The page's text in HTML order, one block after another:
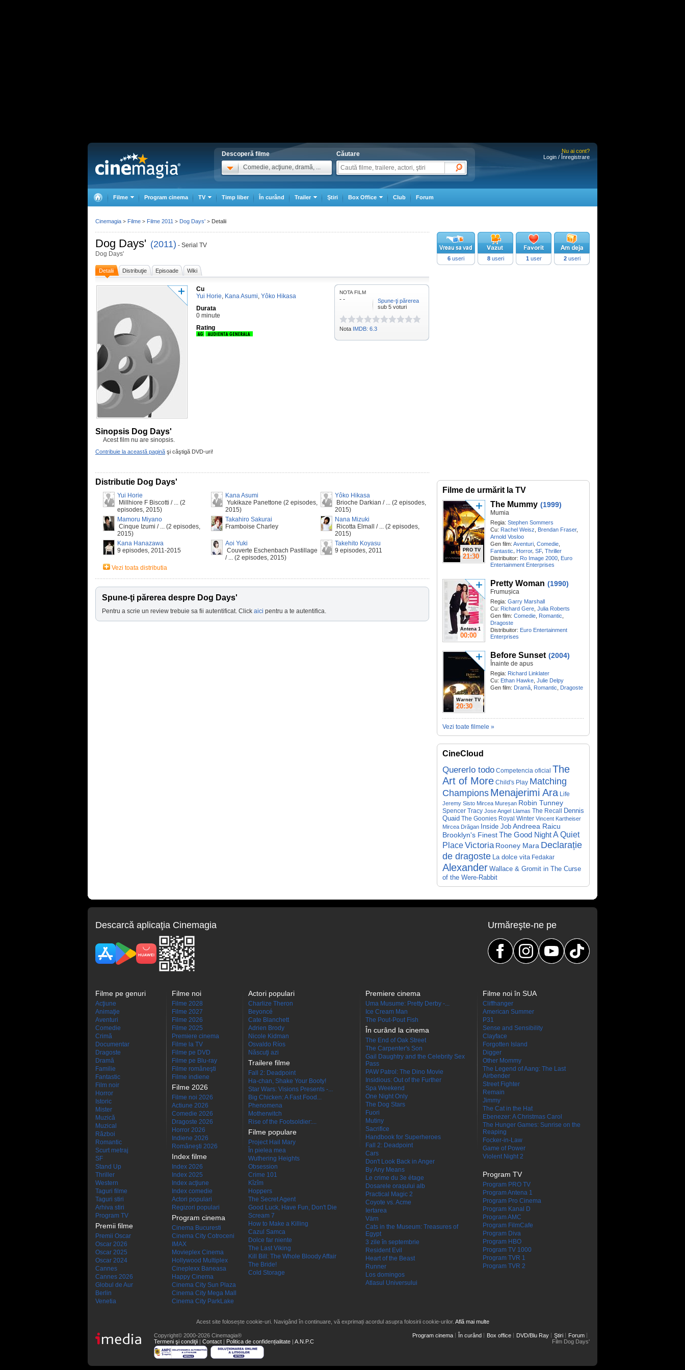
Descoperă filme
Comedie, acţiune, dramă, ...
Căutare
Nu ai cont?
Login / Înregistrare
Filme Program cinema TV Timp liber În curând Trailer Ştiri Box Office Club Forum
Dog Days' (2011) - Serial TV
Dog Days'
Detalii Distribuţie Episoade Wiki
Cu
Yui Horie, Kana Asumi, Yôko Hikasa
Durata
0 minute
Rating
Sinopsis Dog Days'
Acest film nu are sinopsis.
Contribuie la această pagină şi câştigă DVD-uri!
NOTA FILM
- -
Spune-ţi părerea
sub 5 voturi
Nota IMDB: 6.3
6 useri 8useri 1 user 2useri
Distributie Dog Days'
Yui Horie
Millhiore F Biscotti / ... (2
episodes, 2015)
Kana Asumi
Yukikaze Panettone (2 episodes,
2015)
Yôko Hikasa
Brioche Darkian / ... (2 episodes,
2015)
Mamoru Miyano
Cinque Izumi / ... (2 episodes,
2015)
Takahiro Sakurai
Framboise Charley
Nana Mizuki
Ricotta Elmall / ... (2 episodes,
2015)
Kana Hanazawa
9 episodes, 2011-2015
Aoi Yuki
Couverte Eschenbach Pastillage
/ ... (2 episodes, 2015)
Takehito Koyasu
9 episodes, 2011
Vezi toata distributia
Spune-ţi părerea despre Dog Days'
Pentru a scrie un review trebuie sa fii autentificat. Click aici pentru a te autentifica.
Filme de urmărit la TV
PRO TV
21:30
The Mummy (1999)
Mumia
Regia: Stephen Sommers
Cu: Rachel Weisz Brendan Fraser,
Arnold Vosloo
Gen film: Aventuri Comedie
Fantastic, Horror, SF, Thriller
Distribuitor: Ro Image 2000 Euro
Entertainment Enterprises
Antena 1
00:00
Pretty Woman (1990)
Frumușica
Regia: Garry Marshall
Cu: Richard Gere Julia Roberts
Gen film: Comedie Romantic
Dragoste
Distribuitor: Euro Entertainment
Enterprises
Warner TV
20:30
Before Sunset (2004)
Înainte de apus
Regia: Richard Linklater
Cu: Ethan Hawke Julie Delpy
Gen film: Dramă Romantic Dragoste
Vezi toate filmele »
CineCloud
Quererlo todo Competencia oficial The
Art of More Child's Play Matching
ChampionsMenajerimi Ara Life
Jeremy Sisto Mircea Mureșan Robin Tunney
Spencer Tracy Jose Angel Llamas The Recall
Dennis
Quaid The Goonies Royal Winter Vincent Kartheiser
Mircea Drăgan Inside Job Andreea Raicu
Brooklyn's FinestThe Good NightA Quiet
PlaceVictoria Rooney Mara Declarație
de dragoste La dolce vita Fedakar
Alexander Wallace & Gromit in The Curse
of the Were-Rabbit
Cinemagia > Filme > Filme 2011 > Dog Days' > Detalii
Descarcă aplicaţia Cinemagia Urmăreşte-ne pe
Filme pe genuri
Acţiune
Animaţie
Aventuri
Comedie
Crimă
Documentar
Dragoste
Dramă
Familie
Fantastic
Film noir
Horror
Istoric
Mister
Muzică
Muzical
Război
Romantic
Scurt metraj
SF
Stand Up
Thriller
Western
Taguri filme
Taguri stiri
Arhiva stiri
Program TV
Premii filme
Premii Oscar
Oscar 2026
Oscar 2025
Oscar 2024
Cannes
Cannes 2026
Globul de Aur
Berlin
Venetia
Filme noi
Filme 2028
Filme 2027
Filme 2026
Filme 2025
Premiere cinema
Filme la TV
Filme pe DVD
Filme pe Blu-ray
Filme româneşti
Filme indiene
Filme 2026
Filme noi 2026
Actiune 2026
Comedie 2026
Dragoste 2026
Horror 2026
Indiene 2026
Româneşti 2026
Index filme
Index 2026
Index 2025
Index acţiune
Index comedie
Actori populari
Regizori populari
Program cinema
Cinema Bucuresti
Cinema City Cotroceni
IMAX
Movieplex Cinema
Hollywood Multiplex
Cineplexx Baneasa
Happy Cinema
Cinema City Sun Plaza
Cinema City Mega Mall
Cinema City ParkLake
Actori populari
Charlize Theron
Beyoncé
Cate Blanchett
Adrien Brody
Nicole Kidman
Osvaldo Ríos
Născuţi azi
Trailere filme
Fall 2: Deadpoint
Ha-chan, Shake Your Booty!
Star Wars: Visions Presents -...
Big Chicken: A Fast Food...
Phenomena
Motherwitch
Rise of the Footsoldier:...
Filme populare
Project Hail Mary
În pielea mea
Wuthering Heights
Obsession
Crime 101
Kîzîm
Hoppers
The Secret Agent
Good Luck, Have Fun, Don't Die
Scream 7
How to Make a Killing
Cazul Samca
Dolce far niente
The Last Viking
Kill Bill: The Whole Bloody Affair
The Bride!
Cold Storage
Premiere cinema
Uma Musume: Pretty Derby -...
Ice Cream Man
The Pout-Pout Fish
În curând la cinema
The End of Oak Street
The Carpenter's Son
Gail Daughtry and the Celebrity Sex
Pass
PAW Patrol: The Dino Movie
Insidious: Out of the Further
Spa Weekend
One Night Only
The Dog Stars
Fuori
Mutiny
Sacrifice
Handbook for Superheroes
Fall 2: Deadpoint
Cars
Don't Look Back in Anger
By Any Means
Le crime du 3e étage
Dosarele orașului alb
Practical Magic 2
Coyote vs. Acme
Iertarea
Värn
Cats in the Museum: Treasures of
Egypt
3 zile în septembrie
Resident Evil
Heart of the Beast
Runner
Los domingos
Atlasul Universului
Filme noi în SUA
Cliffhanger
American Summer
P31
Sense and Sensibility
Clayface
Forgotten Island
Digger
Other Mommy
The Legend of Aang: The Last
Airbender
Street Fighter
Remain
Jimmy
The Cat in the Hat
Ebenezer: A Christmas Carol
The Hunger Games: Sunrise on the
Reaping
Focker-in-Law
Game of Power
Violent Night 2
Program TV
Program PRO TV
Program Antena 1
Program Pro Cinema
Program Kanal D
Program AMC
Program FilmCafe
Program Diva
Program HBO
Program TV 1000
Program TVR 1
Program TVR 2
Acest site folosește cookie-uri. Navigând în continuare, vă exprimați acordul asupra folosirii cookie-urilor. Află mai multe
Copyright© 2000-2026 Cinemagia®
Termeni şi condiţii | Contact | Politica de confidențialitate | A.N.P.C
Program cinema În curând Box office DVD/Blu Ray Ştiri
Forum
Film Dog Days'